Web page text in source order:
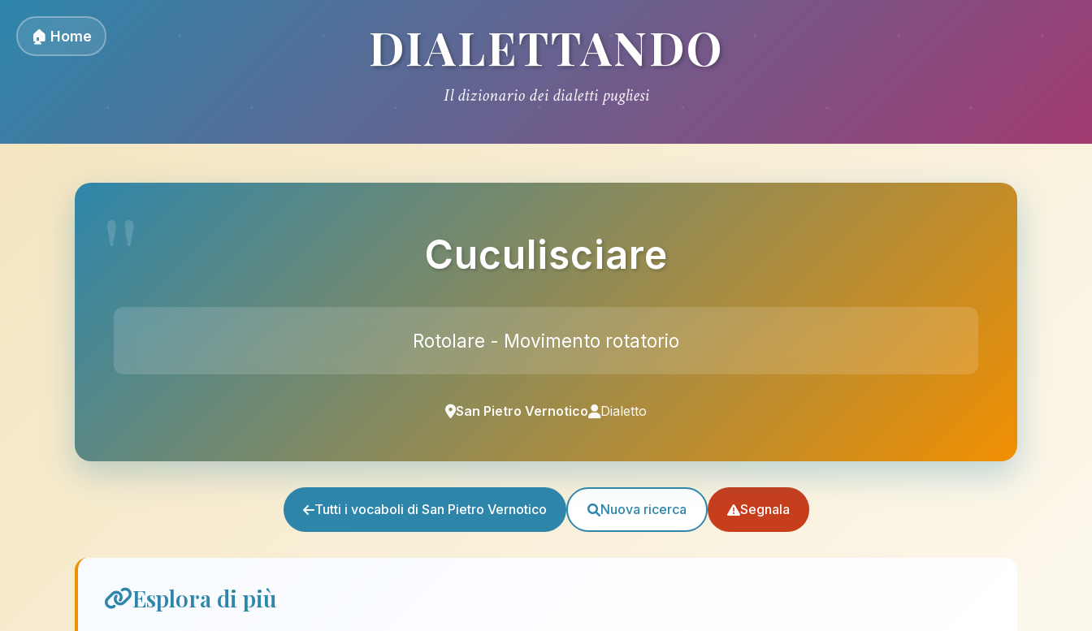
🏠 Home DIALETTANDO
Il dizionario dei dialetti pugliesi
Cuculisciare
Rotolare - Movimento rotatorio
San Pietro Vernotico Dialetto
Tutti i vocaboli di San Pietro Vernotico Nuova ricerca Segnala
Esplora di più